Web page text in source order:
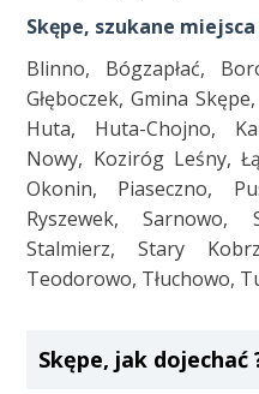
Skępe, szukane
Blinno, Bógzapłać,
Głęboczek, Gmina
Huta, Huta-Chojno,
Nowy, Koziróg Leśny,
Okonin, Piaseczno,
Ryszewek, Sarnowo,
Stalmierz, Stary
Teodorowo, Tłuchowo,
Skępe, jak dojechać